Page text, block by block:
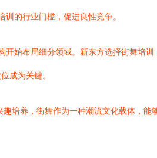
的行业门槛，促进良性竞争。
始布局细分领域。新东方选择街舞培
成为关键。
培养，街舞作为一种潮流文化载体，